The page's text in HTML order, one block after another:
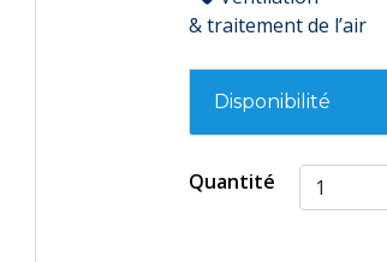
& traitement de l’air
Disponibilité
Quantité